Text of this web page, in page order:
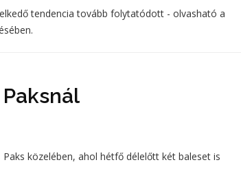
tendencia tovább folytatódott - olvasható a
közelében, ahol hétfő délelőtt két baleset is